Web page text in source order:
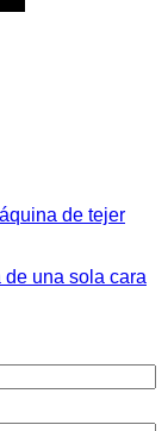
de tejer
una sola cara